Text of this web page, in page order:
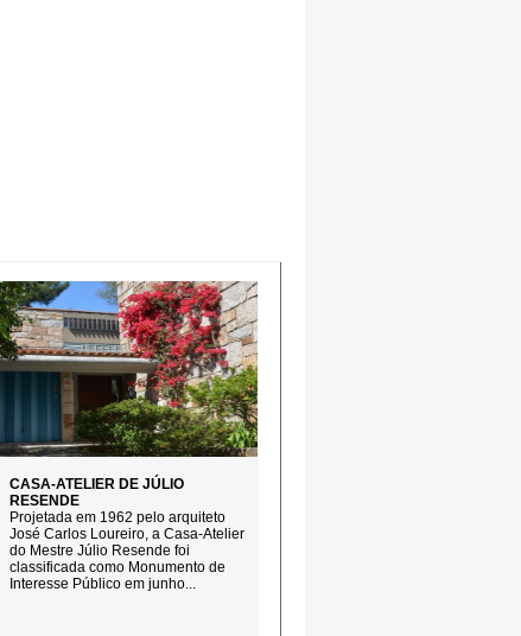
CASA-ATELIER DE JÚLIO
RESENDE
Projetada em 1962 pelo arquiteto
José Carlos Loureiro, a Casa-Atelier
do Mestre Júlio Resende foi
classificada como Monumento de
Interesse Público em junho...